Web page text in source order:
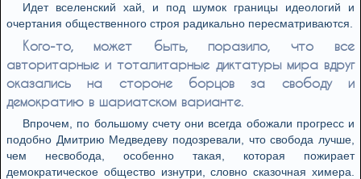
Идет вселенский хай, и под шумок границы идеологий и
очертания общественного строя радикально пересматриваются.
Кого-то, может быть, поразило, что все
авторитарные и тоталитарные диктатуры мира вдруг
оказались на стороне борцов за свободу и
демократию в шариатском варианте.
Впрочем, по большому счету они всегда обожали прогресс и
подобно Дмитрию Медведеву подозревали, что свобода лучше,
чем несвобода, особенно такая, которая пожирает
демократическое общество изнутри, словно сказочная химера.